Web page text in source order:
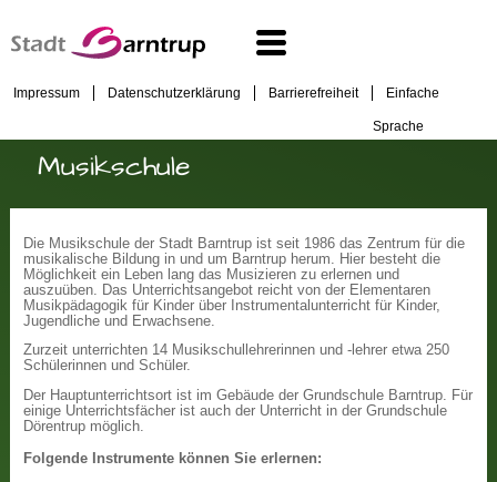
Impressum Datenschutzerklärung Barrierefreiheit Einfache
Sprache
Musikschule
Die Musikschule der Stadt Barntrup ist seit 1986 das Zentrum für die
musikalische Bildung in und um Barntrup herum. Hier besteht die
Möglichkeit ein Leben lang das Musizieren zu erlernen und
auszuüben. Das Unterrichtsangebot reicht von der Elementaren
Musikpädagogik für Kinder über Instrumentalunterricht für Kinder,
Jugendliche und Erwachsene.
Zurzeit unterrichten 14 Musikschullehrerinnen und -lehrer etwa 250
Schülerinnen und Schüler.
Der Hauptunterrichtsort ist im Gebäude der Grundschule Barntrup. Für
einige Unterrichtsfächer ist auch der Unterricht in der Grundschule
Dörentrup möglich.
Folgende Instrumente können Sie erlernen: